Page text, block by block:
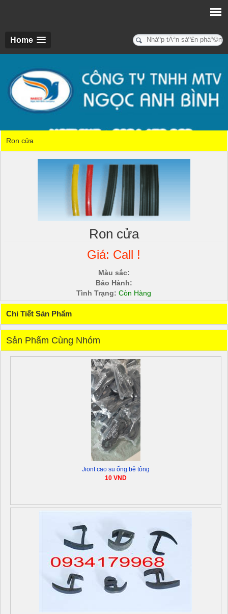
Home
Ron cửa
Ron cửa
Giá: Call !
Màu sắc:
Bảo Hành:
Tình Trạng: Còn Hàng
Chi Tiết Sản Phẩm
Sản Phẩm Cùng Nhóm
Jiont cao su ống bê tông
10 VND